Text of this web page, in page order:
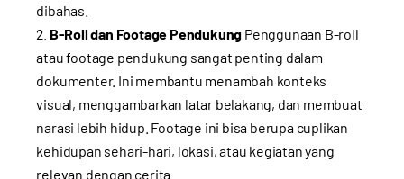
dibahas.
B-Roll dan Footage Pendukung Penggunaan B-roll
atau footage pendukung sangat penting dalam
dokumenter. Ini membantu menambah konteks
visual, menggambarkan latar belakang, dan membuat
narasi lebih hidup. Footage ini bisa berupa cuplikan
kehidupan sehari-hari, lokasi, atau kegiatan yang
relevan dengan cerita.